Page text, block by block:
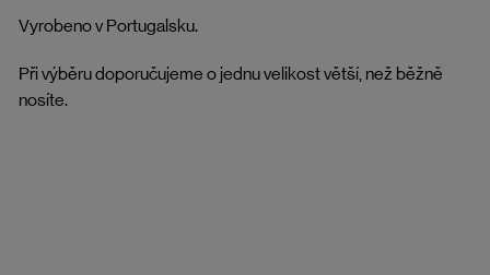
Vyrobeno v Portugalsku.
Při výběru doporučujeme o jednu velikost větší, než běžně
nosíte.